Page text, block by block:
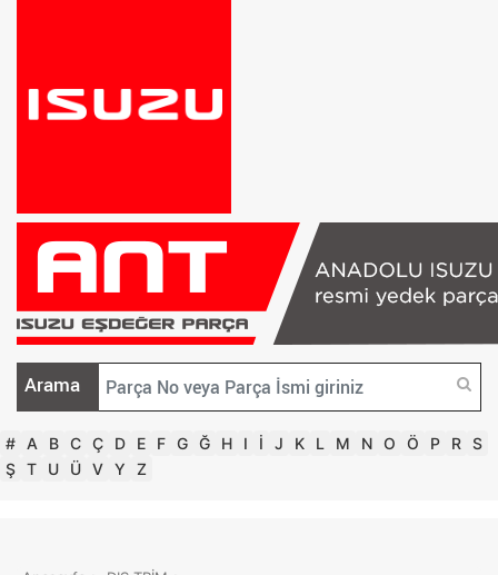
Arama
# A B C Ç D E F G Ğ H I İ J K L M N O Ö P R S
Ş T U Ü V Y Z